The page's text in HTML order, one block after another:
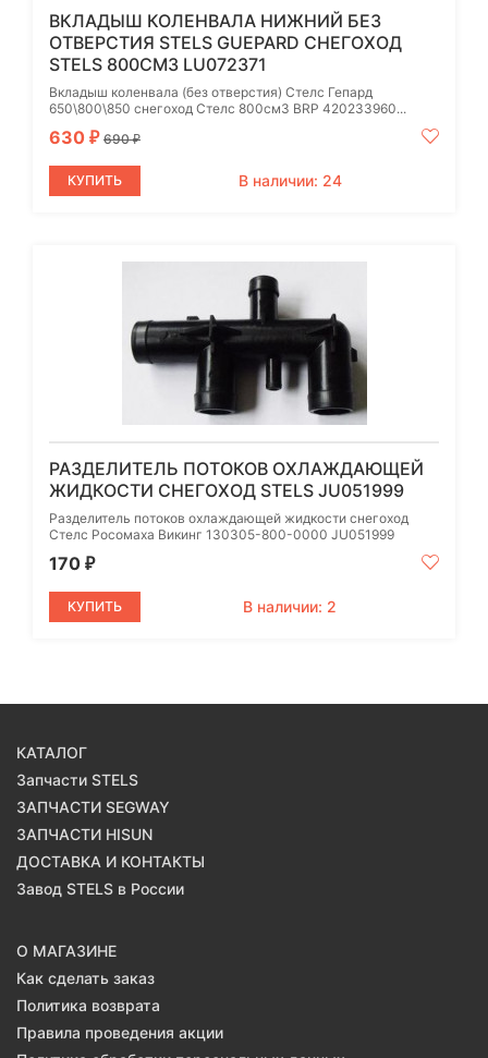
ВКЛАДЫШ КОЛЕНВАЛА НИЖНИЙ БЕЗ
ОТВЕРСТИЯ STELS GUEPARD СНЕГОХОД
STELS 800СМ3 LU072371
Вкладыш коленвала (без отверстия) Стелс Гепард
650\800\850 снегоход Стелс 800см3 BRP 420233960...
630 ₽ 690₽
КУПИТЬ В наличии: 24
РАЗДЕЛИТЕЛЬ ПОТОКОВ ОХЛАЖДАЮЩЕЙ
ЖИДКОСТИ СНЕГОХОД STELS JU051999
Разделитель потоков охлаждающей жидкости снегоход
Стелс Росомаха Викинг 130305-800-0000 JU051999
170 ₽
КУПИТЬ В наличии: 2
КАТАЛОГ
Запчасти STELS
ЗАПЧАСТИ SEGWAY
ЗАПЧАСТИ HISUN
ДОСТАВКА И КОНТАКТЫ
Завод STELS в России
О МАГАЗИНЕ
Как сделать заказ
Политика возврата
Правила проведения акции